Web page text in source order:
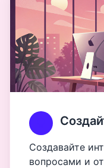
Создавайте
вопросами и